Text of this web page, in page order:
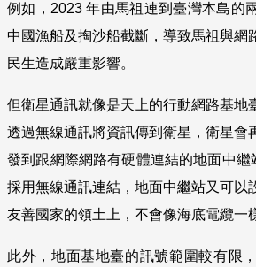
例如，2023 年由馬祖連到臺灣本島的
中國漁船及掏沙船截斷，導致馬祖與網
民生造成嚴重影響。
但衛星通訊就像是天上的行動網路基地
透過無線通訊將資訊傳到衛星，衛星會
發到跟網際網路有硬體連結的地面中繼
採用無線通訊連結，地面中繼站又可以
友善國家的領土上，不會像海底電纜一
此外，地面基地臺的訊號範圍較有限